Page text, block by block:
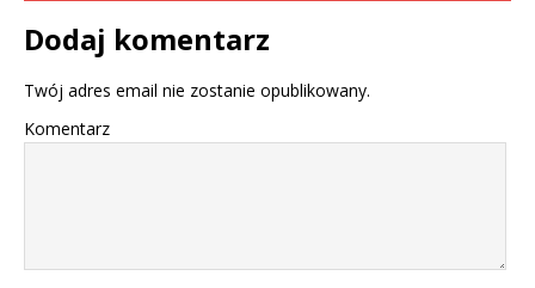
Dodaj komentarz
Twój adres email nie zostanie opublikowany.
Komentarz